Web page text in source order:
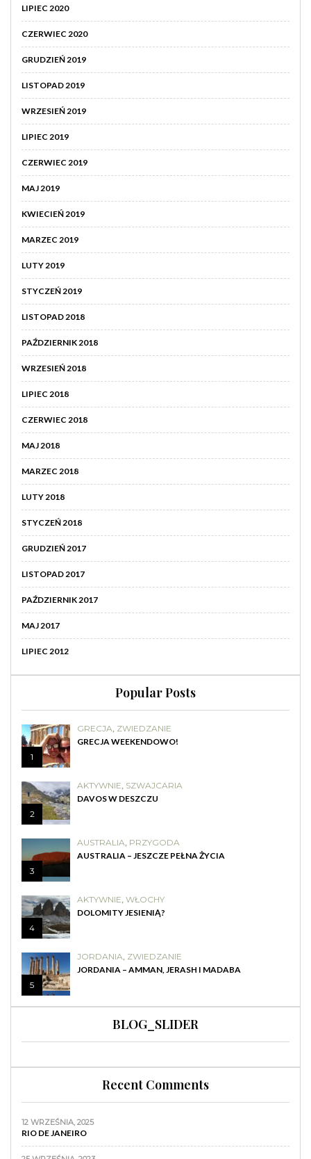
LIPIEC 2020
CZERWIEC 2020
GRUDZIEŃ 2019
LISTOPAD 2019
WRZESIEŃ 2019
LIPIEC 2019
CZERWIEC 2019
MAJ 2019
KWIECIEŃ 2019
MARZEC 2019
LUTY 2019
STYCZEŃ 2019
LISTOPAD 2018
PAŹDZIERNIK 2018
WRZESIEŃ 2018
LIPIEC 2018
CZERWIEC 2018
MAJ 2018
MARZEC 2018
LUTY 2018
STYCZEŃ 2018
GRUDZIEŃ 2017
LISTOPAD 2017
PAŹDZIERNIK 2017
MAJ 2017
LIPIEC 2012
Popular Posts
1
GRECJA, ZWIEDZANIE
GRECJA WEEKENDOWO!
2
AKTYWNIE, SZWAJCARIA
DAVOS W DESZCZU
3
AUSTRALIA, PRZYGODA
AUSTRALIA – JESZCZE PEŁNA ŻYCIA
4
AKTYWNIE, WŁOCHY
DOLOMITY JESIENIĄ?
5
JORDANIA, ZWIEDZANIE
JORDANIA – AMMAN, JERASH I MADABA
BLOG_SLIDER
Recent Comments
12 WRZEŚNIA, 2025
RIO DE JANEIRO